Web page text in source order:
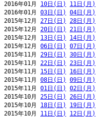
2016年01月 10日(日) 11日(月)
2016年01月 03日(日) 04日(月)
2015年12月 27日(日) 28日(月)
2015年12月 20日(日) 21日(月)
2015年12月 13日(日) 14日(月)
2015年12月 06日(日) 07日(月)
2015年11月 29日(日) 30日(月)
2015年11月 22日(日) 23日(月)
2015年11月 15日(日) 16日(月)
2015年11月 08日(日) 09日(月)
2015年11月 01日(日) 02日(月)
2015年10月 25日(日) 26日(月)
2015年10月 18日(日) 19日(月)
2015年10月 11日(日) 12日(月)